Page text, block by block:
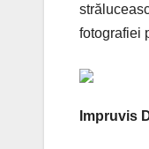
fotografiei
Impruvis